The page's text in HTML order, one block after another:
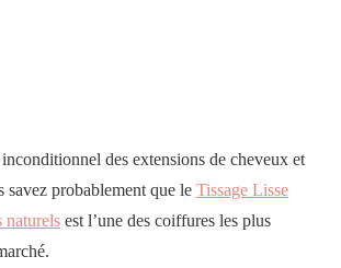
des extensions de cheveux et
savez probablement que le Tissage Lisse
naturels est l’une des coiffures les plus